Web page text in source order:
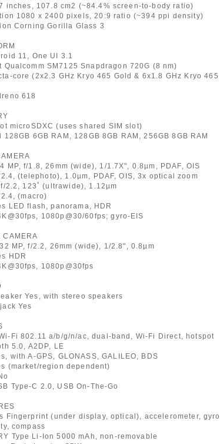
inches, 107.8 cm2 (~84.4% screen-to-body ratio)
1080 x 2400 pixels, 20:9 ratio (~394 ppi density)
Corning Gorilla Glass 3
11, One UI 3.1
Qualcomm SM7125 Snapdragon 720G (8 nm)
core (2x2.3 GHz Kryo 465 Gold & 6x1.8 GHz Kryo 465
618
microSDXC (uses shared SIM slot)
128GB 6GB RAM, 128GB 8GB RAM, 256GB 8GB RAM
MP, f/1.8, 26mm (wide), 1/1.7X", 0.8µm, PDAF, OIS
2.4, (telephoto), 1.0µm, PDAF, OIS, 3x optical zoom
f/2.2, 123˚ (ultrawide), 1.12µm
(macro)
LED flash, panorama, HDR
1080p@30/60fps; gyro-EIS
CAMERA
MP, f/2.2, 26mm (wide), 1/2.8", 0.8µm
HDR
1080p@30fps
Yes, with stereo speakers
Yes
Fi 802.11 a/b/g/n/ac, dual-band, Wi-Fi Direct, hotspot
5.0, A2DP, LE
with A-GPS, GLONASS, GALILEO, BDS
(market/region dependent)
Type-C 2.0, USB On-The-Go
Fingerprint (under display, optical), accelerometer, gyro,
compass
Type Li-Ion 5000 mAh, non-removable